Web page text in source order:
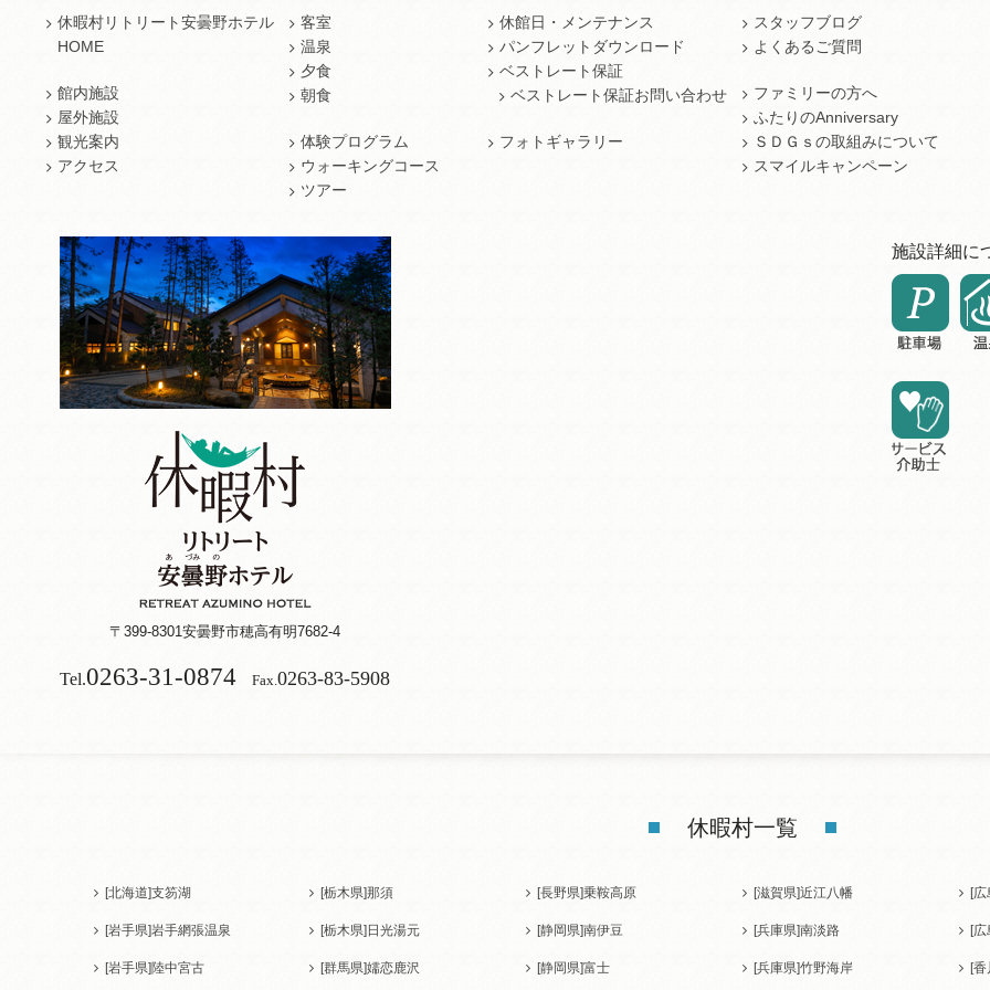
休暇村リトリート安曇野ホテル
HOME
館内施設
屋外施設
観光案内
アクセス
客室
温泉
夕食
朝食
体験プログラム
ウォーキングコース
ツアー
休館日・メンテナンス
パンフレットダウンロード
ベストレート保証
ベストレート保証お問い合わせ
フォトギャラリー
スタッフブログ
よくあるご質問
ファミリーの方へ
ふたりのAnniversary
ＳＤＧｓの取組みについて
スマイルキャンペーン
〒399-8301 安曇野市穂高有明7682-4
Tel.0263-31-0874 Fax. 0263-83-5908
施設詳細に
休暇村一覧
[北海道]支笏湖
[岩手県]岩手網張温泉
[岩手県]陸中宮古
[栃木県]那須
[栃木県]日光湯元
[群馬県]嬬恋鹿沢
[長野県]乗鞍高原
[静岡県]南伊豆
[静岡県]富士
[滋賀県]近江八幡
[兵庫県]南淡路
[兵庫県]竹野海岸
[広
[広
[香